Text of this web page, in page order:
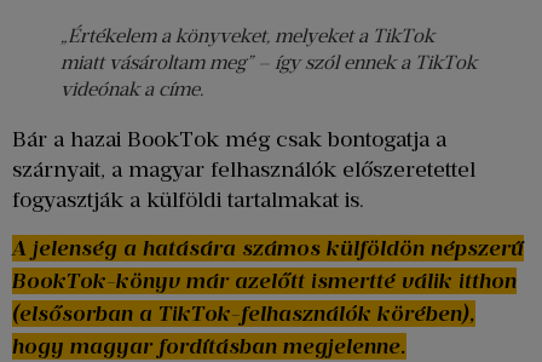
„Értékelem a könyveket, melyeket a TikTok
miatt vásároltam meg” – így szól ennek a TikTok
videónak a címe.
Bár a hazai BookTok még csak bontogatja a
szárnyait, a magyar felhasználók előszeretettel
fogyasztják a külföldi tartalmakat is.
A jelenség a hatására számos külföldön népszerű
BookTok-könyv már azelőtt ismertté válik itthon
(elsősorban a TikTok-felhasználók körében),
hogy magyar fordításban megjelenne.